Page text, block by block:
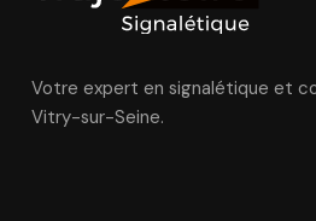
Votre expert en signalétique et
Vitry-sur-Seine.